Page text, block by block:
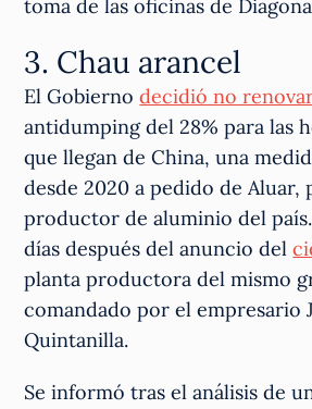
toma de las oficinas de
3. Chau arancel
El Gobiernodecidió no
antidumping del 28% para las
que llegan de China, una
desde 2020 a pedido de Aluar,
productor de aluminio del
días después del anuncio del
planta productora del mismo
comandado por el empresario
Quintanilla.
Se informó tras el análisis de